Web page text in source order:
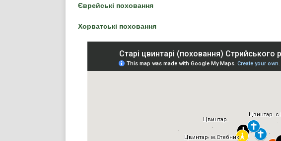
Єврейські поховання
Хорватські поховання